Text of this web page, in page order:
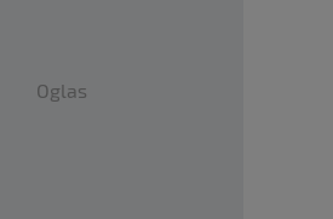
Oglas